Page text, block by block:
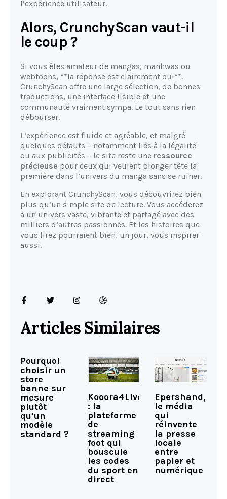
l’expérience utilisateur.
Alors, CrunchyScan vaut-il
le coup ?
Si vous êtes amateur de mangas, manhwas ou
webtoons, **la réponse est clairement oui**.
CrunchyScan offre une large sélection, de bonnes
traductions, une interface lisible et une
communauté vraiment sympa. Le tout sans rien
débourser.
L’expérience est fluide et agréable, et malgré
quelques défauts – notamment liés à la légalité
ou aux publicités – le site reste une ressource
précieuse pour ceux qui veulent plonger tête la
première dans l’univers du manga sans se ruiner.
En explorant CrunchyScan, vous découvrirez bien
plus qu’un simple site de lecture. Vous accéderez
à un univers vaste, vibrante et partagé avec des
milliers d’autres passionnés. Et les histoires que
vous lirez pourraient bien, un jour, vous inspirer
aussi.
Articles Similaires
Pourquoi
choisir un
store
banne sur
mesure
plutôt
qu’un
modèle
standard ?
Kooora4Live
: la
plateforme
de
streaming
foot qui
bouscule
les codes
du sport en
direct
Epershand,
le média
qui
réinvente
la presse
locale
entre
papier et
numérique